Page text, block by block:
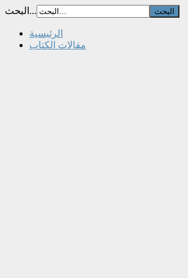
البحث...
الرئيسية
مقالات الكتاب